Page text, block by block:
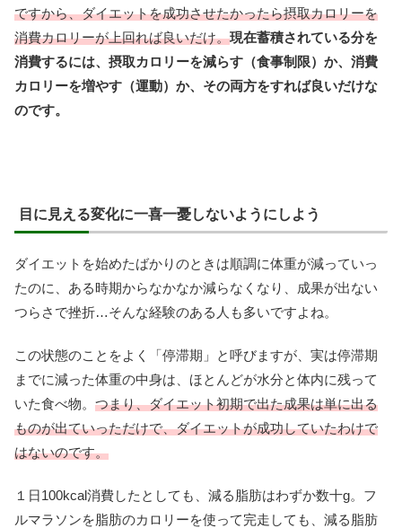
ですから、ダイエットを成功させたかったら摂取カロリーを
消費カロリーが上回れば良いだけ。現在蓄積されている分を
消費するには、摂取カロリーを減らす（食事制限）か、消費
カロリーを増やす（運動）か、その両方をすれば良いだけな
のです。
目に見える変化に一喜一憂しないようにしよう
ダイエットを始めたばかりのときは順調に体重が減っていっ
たのに、ある時期からなかなか減らなくなり、成果が出ない
つらさで挫折…そんな経験のある人も多いですよね。
この状態のことをよく「停滞期」と呼びますが、実は停滞期
までに減った体重の中身は、ほとんどが水分と体内に残って
いた食べ物。 つまり、ダイエット初期で出た成果は単に出る
ものが出ていっただけで、ダイエットが成功していたわけで
はないのです。
１日100kcal消費したとしても、減る脂肪はわずか数十g。フ
ルマラソンを脂肪のカロリーを使って完走しても、減る脂肪